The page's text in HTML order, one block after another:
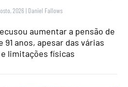
2026 | Daniel Fallows
aumentar a pensão de
anos, apesar das várias
limitações físicas